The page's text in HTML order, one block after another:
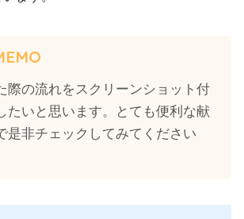
際の流れをスクリーンショット付
たいと思います。とても便利な献
是非チェックしてみてください